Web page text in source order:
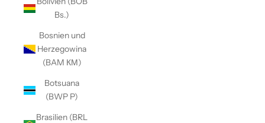
Bs.)
Bosnien und
Herzegowina
(BAM КМ)
Botsuana
(BWP P)
Brasilien (BRL